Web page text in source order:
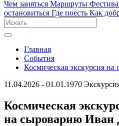
Чем заняться Маршруты
остановиться Где поесть Как
Главная
События
Космическая экскурсия
11.04.2026 - 01.01.1970
Космическая
на сыроварню